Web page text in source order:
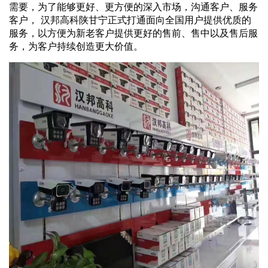
需要，为了能够更好、更方便的深入市场，沟通客户、服务
客户， 汉邦高科陕甘宁正式打通面向全国用户提供优质的
服务，以方便为新老客户提供更好的售前、售中以及售后服
务，为客户持续创造更大价值。